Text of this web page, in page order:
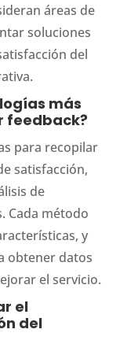
áreas de
soluciones
del
más
feedback?
para recopilar
satisfacción,
de
Cada método
y
obtener datos
el servicio.
el
del